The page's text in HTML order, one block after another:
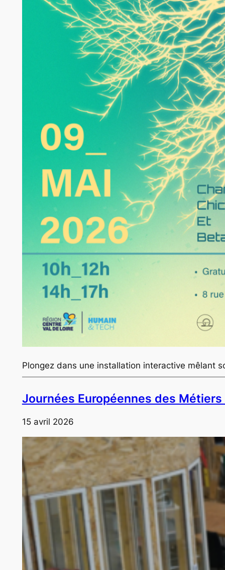
Plongez dans une installation interactive mêlant
Journées Européennes des Métiers
15 avril 2026